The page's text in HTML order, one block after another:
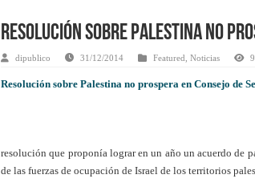
Resolución sobre Palestina no
dipublico 31/12/2014 Featured Noticias
Resolución sobre Palestina no prospera en Consejo de
resolución que proponía lograr en un año un acuerdo de
de las fuerzas de ocupación de Israel de los territorios